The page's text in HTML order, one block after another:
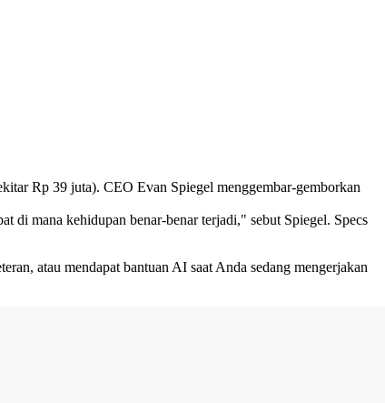
Rp 39 juta). CEO Evan Spiegel menggembar-gemborkan
di mana kehidupan benar-benar terjadi," sebut Spiegel. Specs
atau mendapat bantuan AI saat Anda sedang mengerjakan